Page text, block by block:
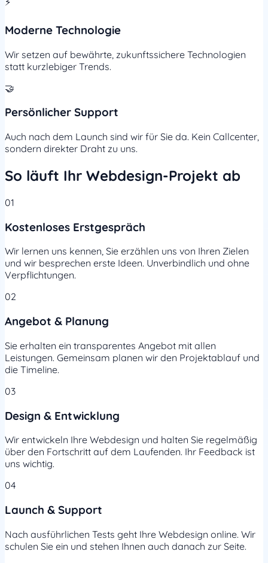
Moderne Technologie
Wir setzen auf bewährte, zukunftssichere Technologien
statt kurzlebiger Trends.
🤝
Persönlicher Support
Auch nach dem Launch sind wir für Sie da. Kein Callcenter,
sondern direkter Draht zu uns.
So läuft Ihr Webdesign-Projekt ab
01
Kostenloses Erstgespräch
Wir lernen uns kennen, Sie erzählen uns von Ihren Zielen
und wir besprechen erste Ideen. Unverbindlich und ohne
Verpflichtungen.
02
Angebot & Planung
Sie erhalten ein transparentes Angebot mit allen
Leistungen. Gemeinsam planen wir den Projektablauf und
die Timeline.
03
Design & Entwicklung
Wir entwickeln Ihre Webdesign und halten Sie regelmäßig
über den Fortschritt auf dem Laufenden. Ihr Feedback ist
uns wichtig.
04
Launch & Support
Nach ausführlichen Tests geht Ihre Webdesign online. Wir
schulen Sie ein und stehen Ihnen auch danach zur Seite.